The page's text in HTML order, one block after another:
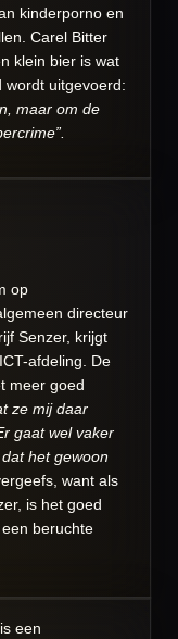
kinderporno en
Carel Bitter
klein bier is wat
wordt uitgevoerd:
maar om de
op
directeur
Senzer, krijgt
afdeling. De
meer goed
ze mij daar
gaat wel vaker
het gewoon
want als
is het goed
beruchte
een